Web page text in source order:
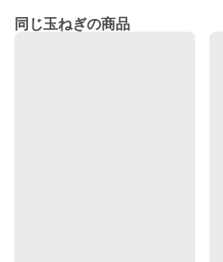
同じ玉ねぎの商品